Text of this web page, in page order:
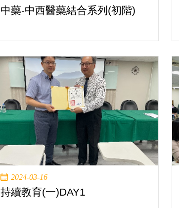
中藥-中西醫藥結合系列(初階)
2024-03-16
持續教育(一)DAY1